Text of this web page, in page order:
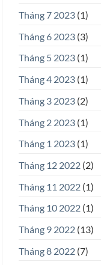
Tháng 7 2023 (1)
Tháng 6 2023 (3)
Tháng 5 2023 (1)
Tháng 4 2023 (1)
Tháng 3 2023 (2)
Tháng 2 2023 (1)
Tháng 1 2023 (1)
Tháng 12 2022 (2)
Tháng 11 2022 (1)
Tháng 10 2022 (1)
Tháng 9 2022 (13)
Tháng 8 2022 (7)